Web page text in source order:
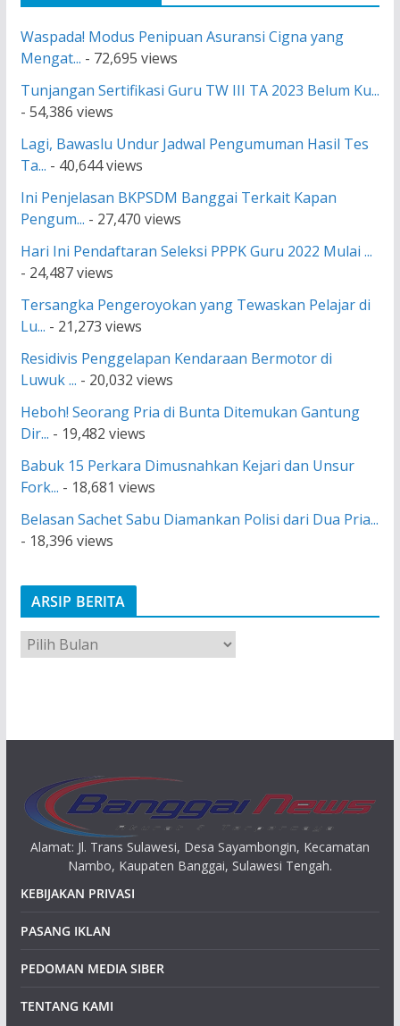
Waspada! Modus Penipuan Asuransi Cigna yang
Mengat... - 72,695 views
Tunjangan Sertifikasi Guru TW III TA 2023 Belum Ku...
- 54,386 views
Lagi, Bawaslu Undur Jadwal Pengumuman Hasil Tes
Ta... - 40,644 views
Ini Penjelasan BKPSDM Banggai Terkait Kapan
Pengum... - 27,470 views
Hari Ini Pendaftaran Seleksi PPPK Guru 2022 Mulai ...
- 24,487 views
Tersangka Pengeroyokan yang Tewaskan Pelajar di
Lu... - 21,273 views
Residivis Penggelapan Kendaraan Bermotor di
Luwuk ... - 20,032 views
Heboh! Seorang Pria di Bunta Ditemukan Gantung
Dir... - 19,482 views
Babuk 15 Perkara Dimusnahkan Kejari dan Unsur
Fork... - 18,681 views
Belasan Sachet Sabu Diamankan Polisi dari Dua Pria...
- 18,396 views
ARSIP BERITA
A
r
Alamat: Jl. Trans Sulawesi, Desa Sayambongin, Kecamatan
Nambo, Kaupaten Banggai, Sulawesi Tengah.
KEBIJAKAN PRIVASI
PASANG IKLAN
PEDOMAN MEDIA SIBER
TENTANG KAMI